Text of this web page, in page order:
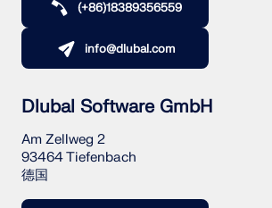
(+86)18389356559
info@dlubal.com
Dlubal Software GmbH
Am Zellweg 2
93464 Tiefenbach
德国